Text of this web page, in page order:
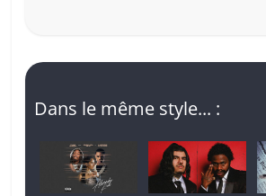
Dans le même style... :